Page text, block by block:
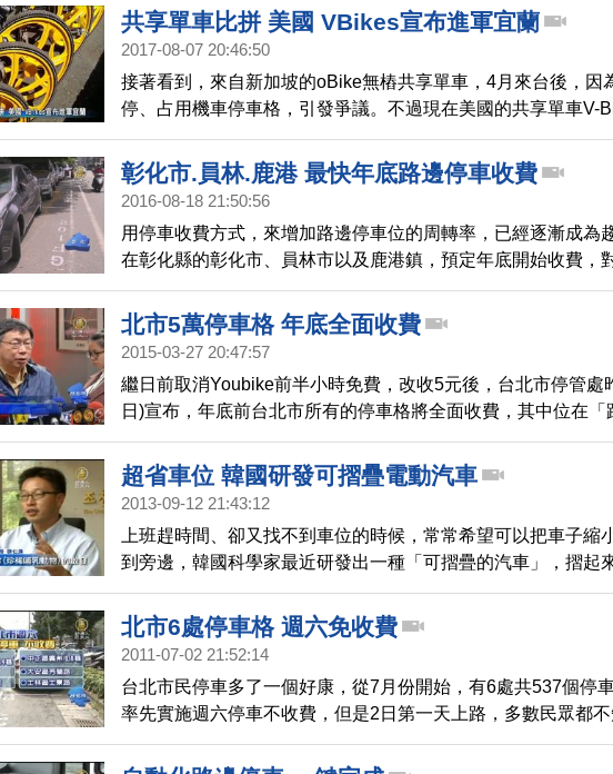
象，避免意外再度發生。
共享單車比拼 美國 VBikes宣布進軍宜蘭
2017-08-07 20:46:50
接著看到，來自新加坡的oBike無樁共享單車，4月來台後，因
停、占用機車停車格，引發爭議。不過現在美國的共享單車V-
登台，8月中先從宜蘭開始試營運，預計9月將發展虛擬站點，
車的位置，搶攻台灣共享單車市場。
彰化市.員林.鹿港 最快年底路邊停車收費
2016-08-18 21:50:56
用停車收費方式，來增加路邊停車位的周轉率，已經逐漸成為
在彰化縣的彰化市、員林市以及鹿港鎮，預定年底開始收費，
措施，當地民眾大多表示可以接受。
北市5萬停車格 年底全面收費
2015-03-27 20:47:57
繼日前取消Youbike前半小時免費，改收5元後，台北市停管處
日)宣布，年底前台北市所有的停車格將全面收費，其中位在「
街」的停車格，九月底前就要全面收費。
超省車位 韓國研發可摺疊電動汽車
2013-09-12 21:43:12
上班趕時間、卻又找不到車位的時候，常常希望可以把車子縮
到旁邊，韓國科學家最近研發出一種「可摺疊的汽車」，摺起
後，只需要一般停車格三分之一的空間，就可以停放了。
北市6處停車格 週六免收費
2011-07-02 21:52:14
台北市民停車多了一個好康，從7月份開始，有6處共537個停車
率先實施週六停車不收費，但是2日第一天上路，多數民眾都不
甚至有人抱怨，住家的小巷子，星期六還收費，真的很不合理